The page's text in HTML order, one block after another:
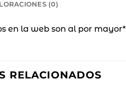
(0)
en la web son al por mayor*
RELACIONADOS